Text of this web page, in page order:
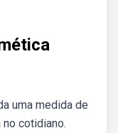
uma medida de
cotidiano.